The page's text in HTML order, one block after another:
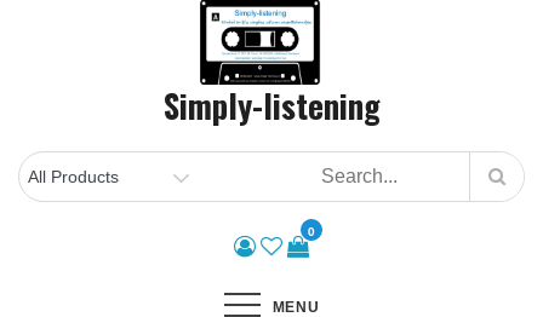
Simply-listening
0
MENU